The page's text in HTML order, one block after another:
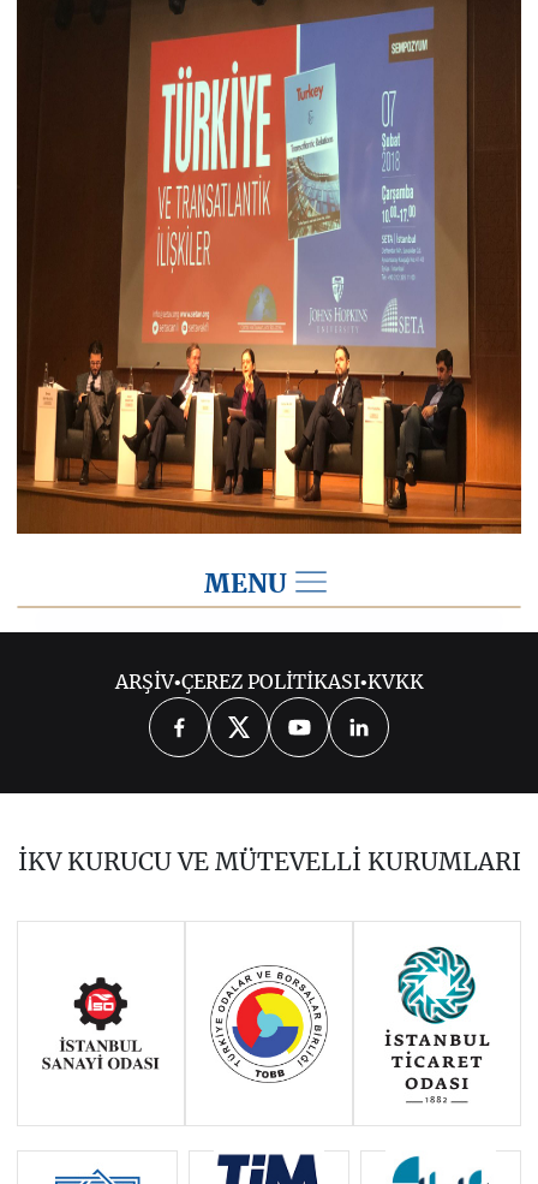
MENU
2026 2025 2024
2023 2022 2021
ARŞİV•ÇEREZ POLİTİKASI•KVKK
İKV KURUCU VE MÜTEVELLİ KURUMLARI